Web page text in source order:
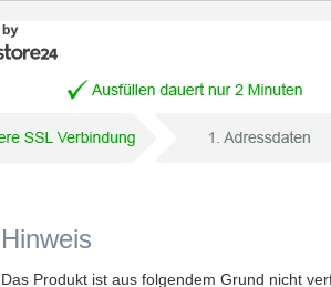
Hinweis
Das Produkt ist aus folgendem Grund nicht